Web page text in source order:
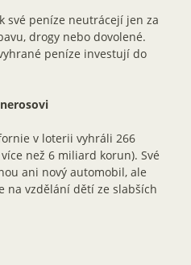
své peníze neutrácejí jen za
drogy nebo dovolené.
peníze investují do
v loterii vyhráli 266
než 6 miliard korun). Své
ani nový automobil, ale
na vzdělání dětí ze slabších